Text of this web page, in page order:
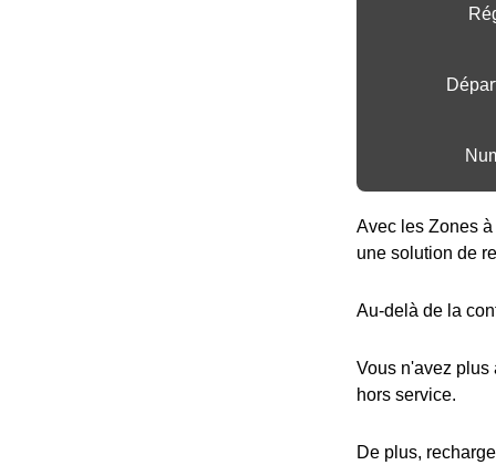
Avec les Zones
une solution de
Au-delà de la
Vous n'avez plus
hors service.
De plus,